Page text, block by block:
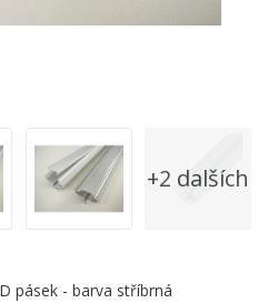
+2 dalších
pásek - barva stříbrná